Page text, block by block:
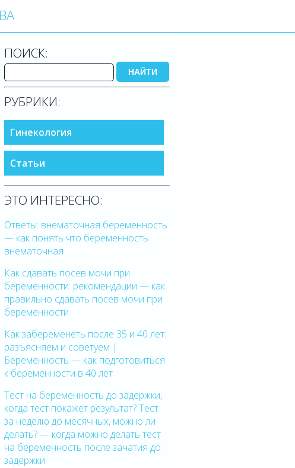
ПОИСК:
НАЙТИ
РУБРИКИ:
Гинекология
Статьи
ЭТО ИНТЕРЕСНО:
Ответы: внематочная беременность
— как понять что беременность
внематочная
Как сдавать посев мочи при
беременности: рекомендации — как
правильно сдавать посев мочи при
беременности
Как забеременеть после 35 и 40 лет:
разъясняем и советуем |
Беременность — как подготовиться
к беременности в 40 лет
Тест на беременность до задержки,
когда тест покажет результат? Тест
за неделю до месячных, можно ли
делать? — когда можно делать тест
на беременность после зачатия до
задержки